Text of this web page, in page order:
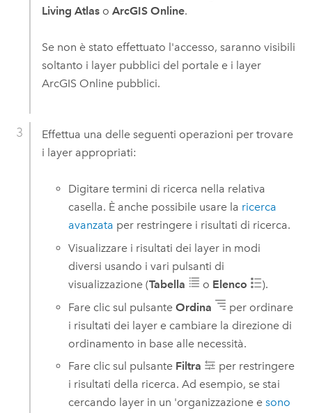
Living Atlaso ArcGIS Online.
Se non è stato effettuato l'accesso, saranno visibili
soltanto i layer pubblici del portale e i layer
ArcGIS Onlinepubblici.
Effettua una delle seguenti operazioni per trovare
i layer appropriati:
Digitare termini di ricerca nella relativa
casella. È anche possibile usare la ricerca
avanzata per restringere i risultati di ricerca.
Visualizzare i risultati dei layer in modi
diversi usando i vari pulsanti di
visualizzazione (Tabella o Elenco
).
Fare clic sul pulsanteOrdina
per ordinare
i risultati dei layer e cambiare la direzione di
ordinamento in base alle necessità.
Fare clic sul pulsante Filtra
per restringere
i risultati della ricerca.Ad esempio, se stai
cercando layer in un 'organizzazione esono